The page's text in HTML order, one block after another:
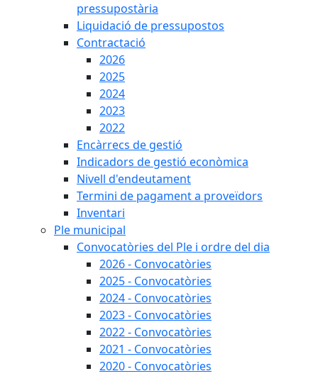
pressupostària
Liquidació de pressupostos
Contractació
2026
2025
2024
2023
2022
Encàrrecs de gestió
Indicadors de gestió econòmica
Nivell d'endeutament
Termini de pagament a proveïdors
Inventari
Ple municipal
Convocatòries del Ple i ordre del dia
2026 - Convocatòries
2025 - Convocatòries
2024 - Convocatòries
2023 - Convocatòries
2022 - Convocatòries
2021 - Convocatòries
2020 - Convocatòries